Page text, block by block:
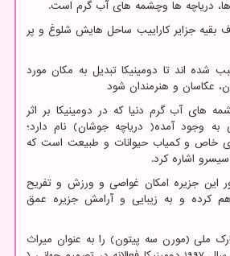
ها، دریاچه ها وچشمه های آب گرم است.
بقیه جزایر کاراییب ساحل هایش شلوغ و پر
شده اند تا دومینیکا تبدیل به مکان مورد
عکاسان و هنرمندان شود
های آب گرم دنیا که در دومینیکا بر اثر
به وجود آمده( دریاچه جوشان) نام دارد؛
خاص و کمیاب حیوانات و طبیعت است که
اشاره کرد.
این جزیره امکان غواصی و ورزش و تفریح
کرده و به زیبایی و آرامش جزیره عمق
یونسکو پارک ملی (مورن سه پیتون) را به عنوان میراث